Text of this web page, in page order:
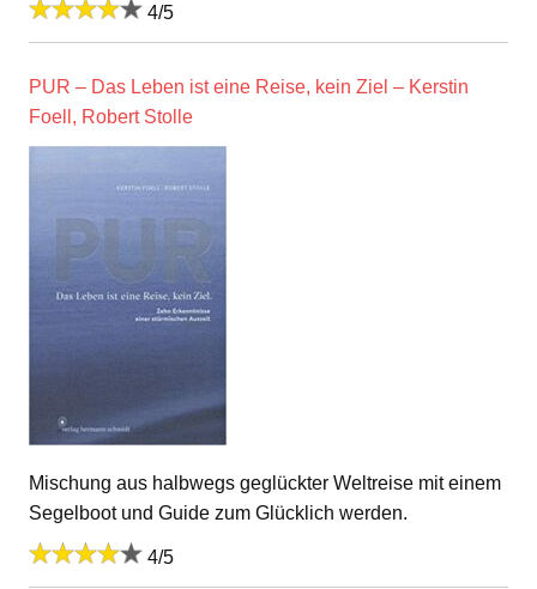
4/5
PUR – Das Leben ist eine Reise, kein Ziel – Kerstin
Foell, Robert Stolle
Mischung aus halbwegs geglückter Weltreise mit einem
Segelboot und Guide zum Glücklich werden.
4/5